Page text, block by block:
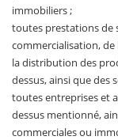
immobiliers ;
toutes prestations de
commercialisation,
la distribution des
dessus, ainsi que des
toutes entreprises et
dessus mentionné,
commerciales ou